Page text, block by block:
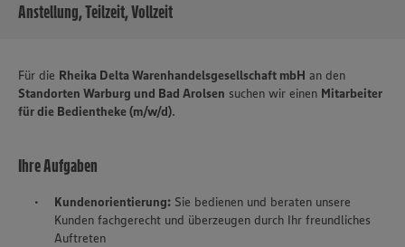
Anstellung, Teilzeit, Vollzeit
Für die Rheika Delta Warenhandelsgesellschaft mbH an den
Standorten Warburg und Bad Arolsen suchen wir einen Mitarbeiter
für die Bedientheke (m/w/d).
Ihre Aufgaben
Kundenorientierung: Sie bedienen und beraten unsere
Kunden fachgerecht und überzeugen durch Ihr freundliches
Auftreten